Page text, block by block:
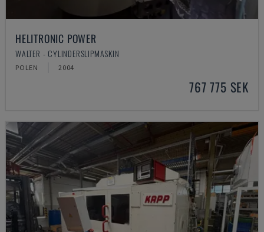
HELITRONIC POWER
WALTER - CYLINDERSLIPMASKIN
POLEN 2004
767 775 SEK